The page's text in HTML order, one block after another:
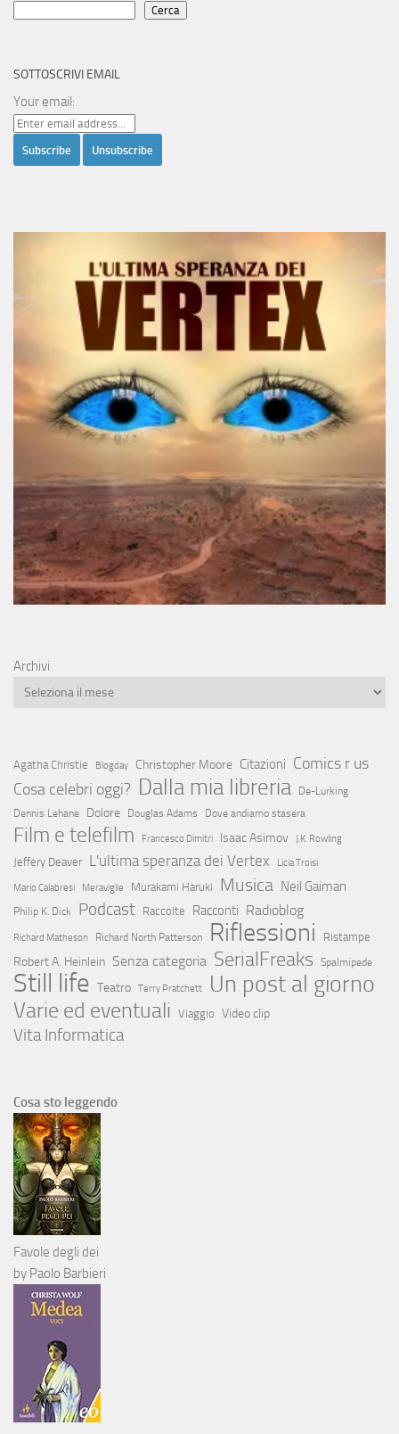
Cerca
SOTTOSCRIVI EMAIL
Your email:
Archivi
Agatha Christie Blogday Christopher Moore Citazioni Comics r us
Cosa celebri oggi? Dalla mia libreria
De-Lurking
Dennis Lehane
Dolore Douglas Adams Dove andiamo stasera
Film e telefilm Francesco Dimitri Isaac Asimov J.K. Rowling
Jeffery Deaver L'ultima speranza dei Vertex Licia Troisi
Mario Calabresi Meraviglie Murakami Haruki Musica Neil Gaiman
Philip K. Dick Podcast Raccolte Racconti Radioblog
Richard Matheson Richard North Patterson Riflessioni Ristampe
Robert A. Heinlein Senza categoria SerialFreaks Spalmipede
Still life Teatro Terry Pratchett Un post al giorno
Varie ed eventuali Viaggio Video clip
Vita Informatica
Cosa sto leggendo
Favole degli dei
by Paolo Barbieri